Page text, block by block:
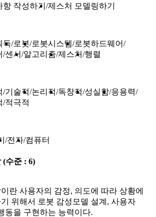
작성하기
제스처 모델링하기
득 로봇 로봇시스템 로봇하드웨어
센서 알고리즘 제스처 행렬
기술적 논리적 독창적 성실함 응용력
적극적
전자 컴퓨터
(수준 : 6)
란 사용자의 감정, 의도에 따라 상황에
위해서 로봇 감성모델 설계, 사용자
동을 구현하는 능력이다.